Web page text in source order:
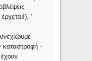
'
καταστροφή –